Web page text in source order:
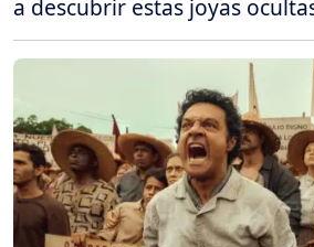
a descubrir estas joyas